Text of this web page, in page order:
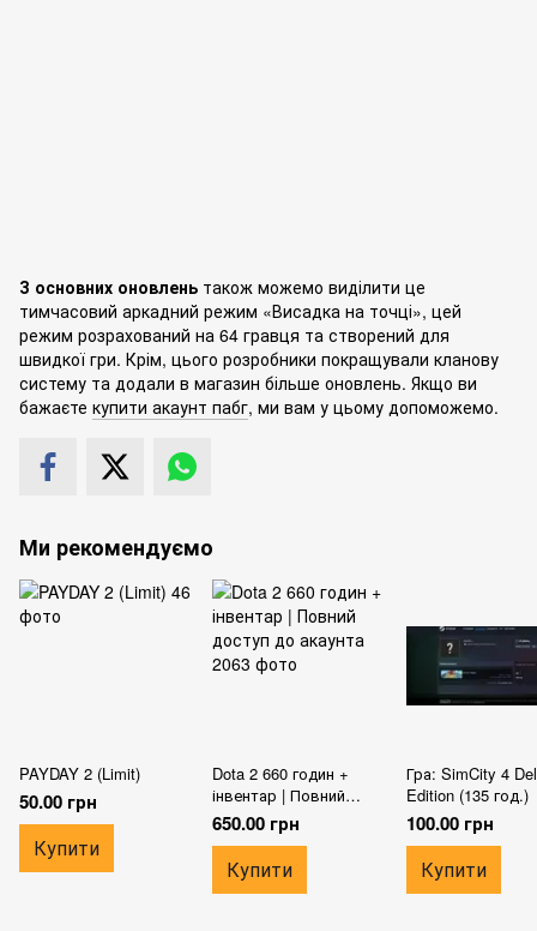
З основних оновлень також можемо виділити це
тимчасовий аркадний режим «Висадка на точці», цей
режим розрахований на 64 гравця та створений для
швидкої гри. Крім, цього розробники покращували кланову
систему та додали в магазин більше оновлень. Якщо ви
бажаєте купити акаунт пабг, ми вам у цьому допоможемо.
Ми рекомендуємо
PAYDAY 2 (Limit)
50.00 грн
Купити
Dota 2 660 годин +
інвентар | Повний
доступ до акаунта
650.00 грн
Купити
Гра: SimCity 4
Edition (135 год.)
100.00 грн
Купити